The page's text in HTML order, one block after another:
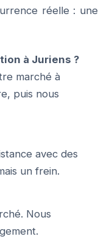
réelle : une
à Juriens ?
marché à
puis nous
avec des
un frein.
Nous